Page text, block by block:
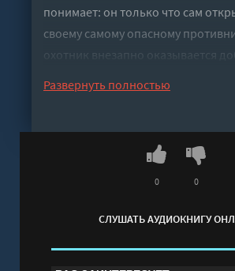
понимает: он только что сам
своему самому опасному
охотник внезапно оказывается
Светлана Леви" онлайн бесплатно
регистрации - полная версия
Развернуть полностью
СЛУШАТЬ АУДИОКНИГУ
0 0